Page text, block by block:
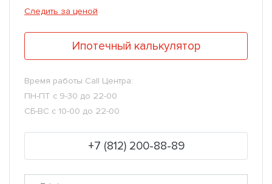
Следить за ценой
Ипотечный калькулятор
Время работы Call Центра:
ПН-ПТ с 9-30 до 22-00
СБ-ВС с 10-00 до 22-00
+7 (812) 200-88-89